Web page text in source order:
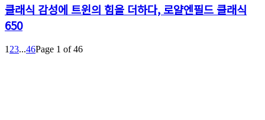
클래식 감성에 트윈의 힘을 더하다, 로얄엔필드 클래식
650
1 23...46Page 1 of 46